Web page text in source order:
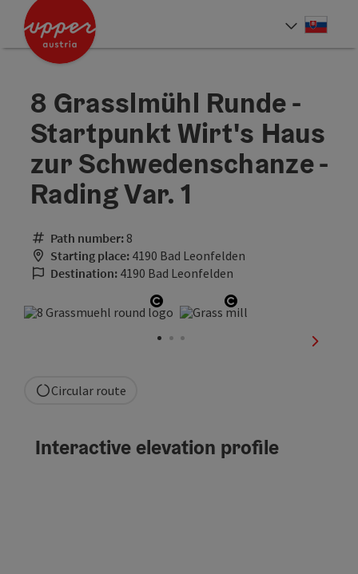
Accesskey
Accesskey
8 Grasslmühl Runde -
Startpunkt Wirt's Haus
zur Schwedenschanze -
Rading Var. 1
Path number: 8
Starting place: 4190 Bad Leonfelden
Destination: 4190 Bad Leonfelden
Open copyrightOpen copyright
next
Circular route
Interactive elevation profile